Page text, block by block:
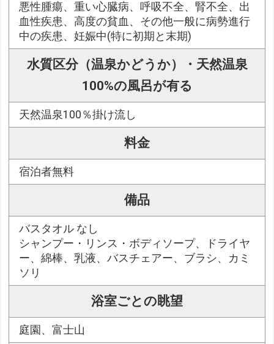
悪性腫瘍、重い心臓病、呼吸不全、腎不全、出
血性疾患、高度の貧血、その他一般に病勢進行
中の疾患、妊娠中(特に初期と末期)
水質区分（温泉かどうか）・天然温泉
100%の風呂が有る
天然温泉100％掛け流し
料金
宿泊者無料
備品
バスタオル なし
シャンプー・リンス・ボディソープ、ドライヤ
ー、綿棒、乳液、バスチェアー、ブラシ、カミ
ソリ
浴室ごとの眺望
庭園、富士山